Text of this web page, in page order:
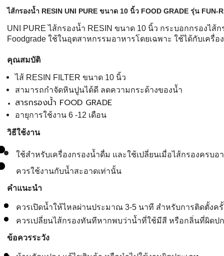
ไส้กรองน้ำ RESIN UNI PURE ขนาด 10 นิ้ว FOOD GRADE รุ่น FUN-
UNI PURE ไส้กรองน้ำ RESIN ขนาด 10 นิ้ว กระบอกกรองไ
Foodgrade ใช้ในอุตสาหกรรมอาหารโดยเฉพาะ ใช้ได้กับเครื่อ
คุณสมบัติ
ไส้ RESIN FILTER ขนาด 10 นิ้ว
สามารถกำจัดหินปูนได้ดี ลดความกระด้างของน้ำ
สารกรองน้ำ FOOD GRADE
อายุการใช้งาน 6 -12 เดือน
วิธีใช้งาน
ใช้สำหรับเครื่องกรองน้ำดื่ม และใช้เปลี่ยนเมื่อไส้กรองครบอ
ควรใช้งานกับน้ำสะอาดเท่านั้น
คำแนะนำ
ควรเปิดน้ำให้ไหลผ่านประมาณ 3-5 นาที สำหรับการติดตั้งครั้
ควรเปลี่ยนไส้กรองทันทีหากพบว่าน้ำที่ใช้มีสี หรือกลิ่นที่ผิดป
ข้อควรระวัง